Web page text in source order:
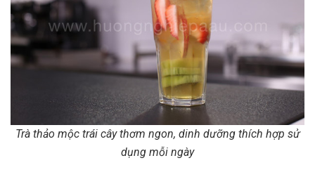
Trà thảo mộc trái cây thơm ngon, dinh dưỡng thích hợp sử
dụng mỗi ngày